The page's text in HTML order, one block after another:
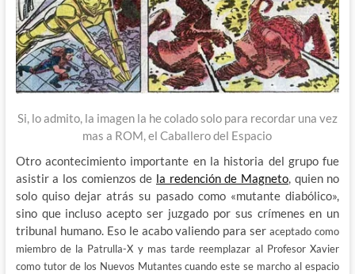
Si, lo admito, la imagen la he colado solo para recordar una vez
mas a ROM, el Caballero del Espacio
Otro acontecimiento importante en la historia del grupo fue
asistir a los comienzos de la redención de Magneto, quien no
solo quiso dejar atrás su pasado como «mutante diabólico»,
sino que incluso acepto ser juzgado por sus crímenes en un
tribunal humano. Eso le acabo valiendo para seraceptado como
miembro de la Patrulla-X y mas tarde reemplazar al Profesor Xavier
como tutor de los Nuevos Mutantes cuando este se marcho al espacio